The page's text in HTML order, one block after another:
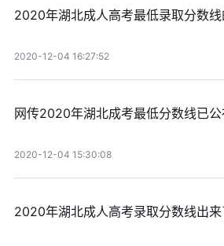
2020年湖北成人高考最低录取分数线
2020-12-04 16:27:52
网传2020年湖北成考最低分数线已公
2020-12-04 15:30:08
2020年湖北成人高考录取分数线出来